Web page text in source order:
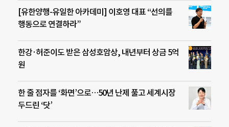
[유한양행-유일한 아카데미] 이호영 대표 “선의를
행동으로 연결하라”
한강·허준이도 받은 삼성호암상, 내년부터 상금 5억
원
한 줄 점자를 ‘화면’으로…50년 난제 풀고 세계시장
두드린 ‘닷’